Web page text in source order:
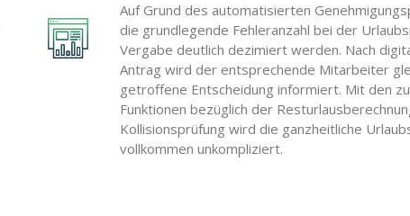
Auf Grund des automatisierten
die grundlegende Fehleranzahl bei der
Vergabe deutlich dezimiert werden. Nach
Antrag wird der entsprechende Mitarbeiter
getroffene Entscheidung informiert. Mit den
Funktionen bezüglich der
Kollisionsprüfung wird die ganzheitliche
vollkommen unkompliziert.